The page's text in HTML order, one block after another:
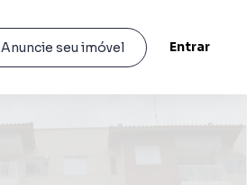
Anuncie seu imóvel Entrar